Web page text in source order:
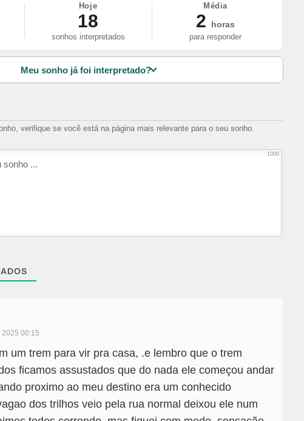
Hoje
18
sonhos interpretados
Média
2
horas
para responder
Meu sonho já foi interpretado?
verifique se você está na página mais relevante para o seu sonho.
1000
2025 00:15
um trem para vir pra casa, .e lembro que o trem
ficamos assustados que do nada ele começou andar
proximo ao meu destino era um conhecido
dos trilhos veio pela rua normal deixou ele num